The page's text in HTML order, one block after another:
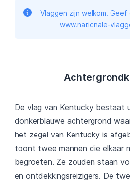
Vlaggen zijn welkom. Geef
www.nationale-
De vlag van Kentucky bestaat
donkerblauwe achtergrond
het zegel van Kentucky is
toont twee mannen die elkaar
begroeten. Ze zouden staan
en ontdekkingsreizigers. De